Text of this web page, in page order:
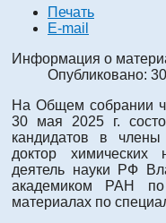
Печать
E-mail
Информация о
Опубликовано:
На Общем собрании
30 мая 2025 г.
кандидатов в
доктор химических
деятель науки РФ
академиком РАН
материалах по